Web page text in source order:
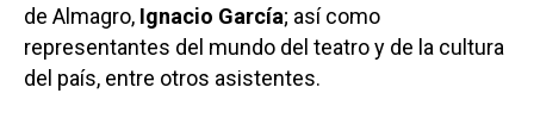
de Almagro, Ignacio García; así como
representantes del mundo del teatro y de la cultura
del país, entre otros asistentes.